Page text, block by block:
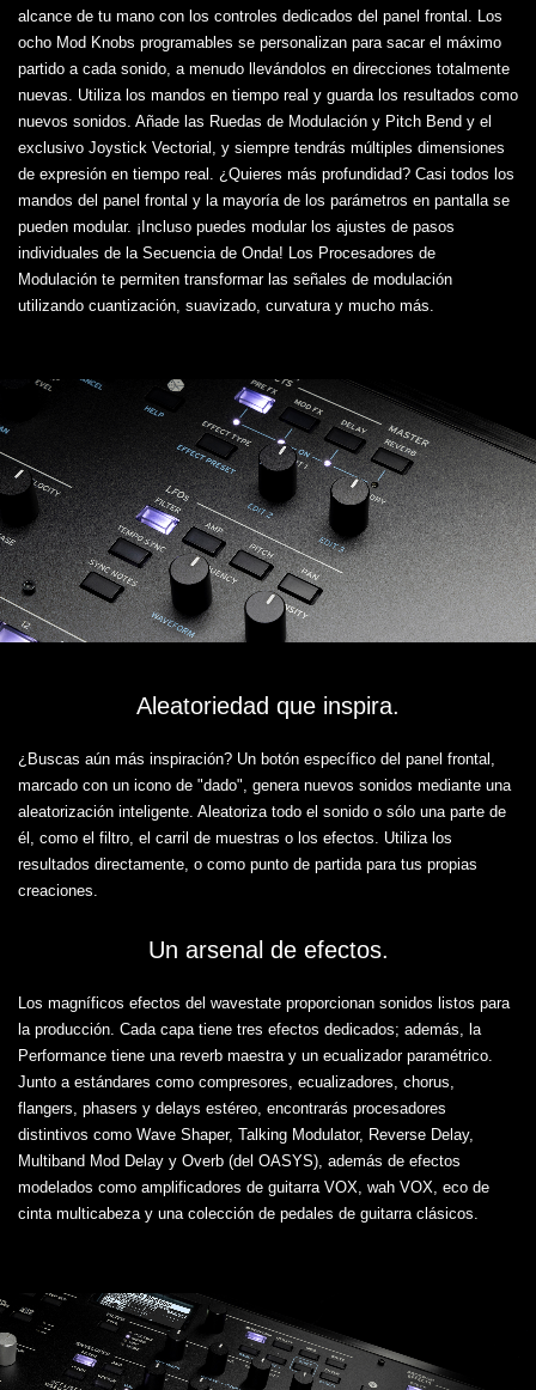
alcance de tu mano con los controles dedicados del panel frontal. Los
ocho Mod Knobs programables se personalizan para sacar el máximo
partido a cada sonido, a menudo llevándolos en direcciones totalmente
nuevas. Utiliza los mandos en tiempo real y guarda los resultados como
nuevos sonidos. Añade las Ruedas de Modulación y Pitch Bend y el
exclusivo Joystick Vectorial, y siempre tendrás múltiples dimensiones
de expresión en tiempo real. ¿Quieres más profundidad? Casi todos los
mandos del panel frontal y la mayoría de los parámetros en pantalla se
pueden modular. ¡Incluso puedes modular los ajustes de pasos
individuales de la Secuencia de Onda! Los Procesadores de
Modulación te permiten transformar las señales de modulación
utilizando cuantización, suavizado, curvatura y mucho más.
Aleatoriedad que inspira.
¿Buscas aún más inspiración? Un botón específico del panel frontal,
marcado con un icono de "dado", genera nuevos sonidos mediante una
aleatorización inteligente. Aleatoriza todo el sonido o sólo una parte de
él, como el filtro, el carril de muestras o los efectos. Utiliza los
resultados directamente, o como punto de partida para tus propias
creaciones.
Un arsenal de efectos.
Los magníficos efectos del wavestate proporcionan sonidos listos para
la producción. Cada capa tiene tres efectos dedicados; además, la
Performance tiene una reverb maestra y un ecualizador paramétrico.
Junto a estándares como compresores, ecualizadores, chorus,
flangers, phasers y delays estéreo, encontrarás procesadores
distintivos como Wave Shaper, Talking Modulator, Reverse Delay,
Multiband Mod Delay y Overb (del OASYS), además de efectos
modelados como amplificadores de guitarra VOX, wah VOX, eco de
cinta multicabeza y una colección de pedales de guitarra clásicos.